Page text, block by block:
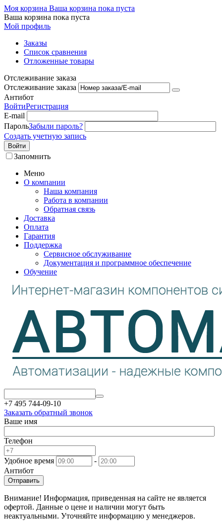
Моя корзина Ваша корзина пока пуста
Ваша корзина пока пуста
Мой профиль
Заказы
Список сравнения
Отложенные товары
Отслеживание заказа
Отслеживание заказа
Антибот
ВойтиРегистрация
E-mail
ПарольЗабыли пароль?
Создать учетную запись
Войти
Запомнить
Меню
О компании
Наша компания
Работа в компании
Обратная связь
Доставка
Оплата
Гарантия
Поддержка
Сервисное обслуживание
Документация и программное обеспечение
Обучение
+7 495 744-09-10
Заказать обратный звонок
Ваше имя
Телефон
Удобное время
-
Антибот
Отправить
Внимание! Информация, приведенная на сайте не является
офертой. Данные о цене и наличии могут быть
неактуальными. Уточняйте информацию у менеджеров.